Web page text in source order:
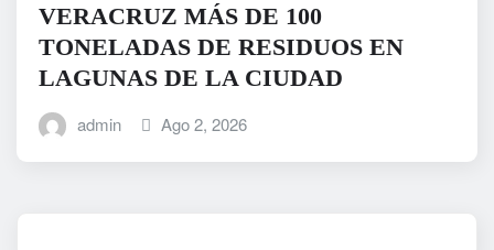
VERACRUZ MÁS DE 100
TONELADAS DE RESIDUOS EN
LAGUNAS DE LA CIUDAD
admin Ago 2, 2026